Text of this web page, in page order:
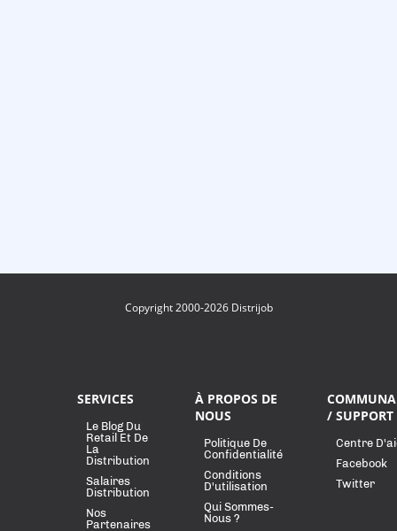
Copyright 2000-2026 Distrijob
SERVICES
Le Blog Du
Retail Et De
La
Distribution
Salaires
Distribution
Nos
Partenaires
À PROPOS DE
NOUS
Politique De
Confidentialité
Conditions
D'utilisation
Qui Sommes-
Nous ?
/ SUPPORT
Centre
Facebook
Twitter